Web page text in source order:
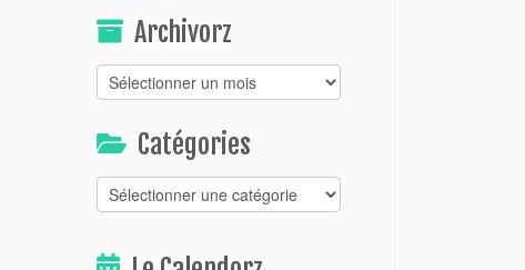
Archivorz
Archivorz
Catégories
Catégories